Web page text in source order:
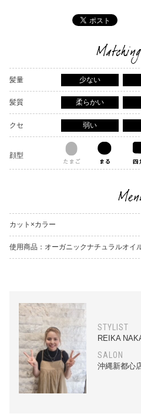
髪量 少ない
髪質 柔らかい
クセ 弱い
顔型
カット×カラー
使用商品：オーガニックナチュラルオイ
STYLIST
REIKA
SALON
沖縄新都心